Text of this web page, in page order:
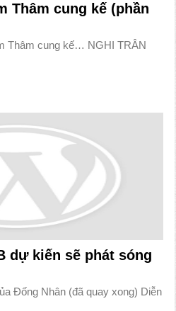
Thâm cung kế (phần
Thâm cung kế… NGHI TRÂN
dự kiến sẽ phát sóng
Đống Nhân (đã quay xong) Diễn